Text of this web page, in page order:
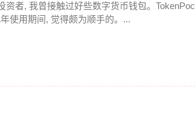
者, 我曾接触过好些数字货币钱包。TokenPoc
使用期间, 觉得颇为顺手的。...